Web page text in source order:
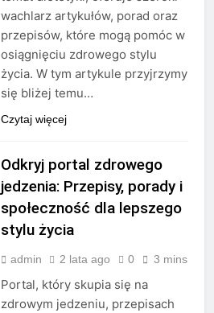
wachlarz artykułów, porad oraz
przepisów, które mogą pomóc w
osiągnięciu zdrowego stylu
życia. W tym artykule przyjrzymy
się bliżej temu…
Czytaj więcej
Odkryj portal zdrowego
jedzenia: Przepisy, porady i
społeczność dla lepszego
stylu życia
admin 2 lata ago 0 3 mins
Portal, który skupia się na
zdrowym jedzeniu, przepisach